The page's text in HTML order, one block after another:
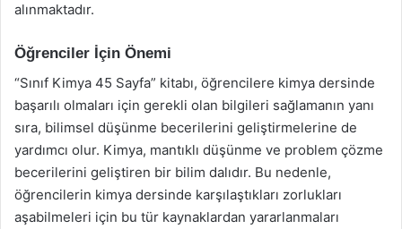
alınmaktadır.
Öğrenciler İçin Önemi
“Sınıf Kimya 45 Sayfa” kitabı, öğrencilere kimya dersinde
başarılı olmaları için gerekli olan bilgileri sağlamanın yanı
sıra, bilimsel düşünme becerilerini geliştirmelerine de
yardımcı olur. Kimya, mantıklı düşünme ve problem çözme
becerilerini geliştiren bir bilim dalıdır. Bu nedenle,
öğrencilerin kimya dersinde karşılaştıkları zorlukları
aşabilmeleri için bu tür kaynaklardan yararlanmaları